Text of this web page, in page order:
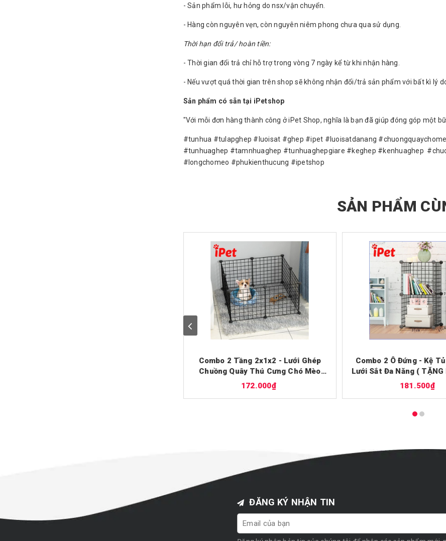
- Sản phẩm lỗi, hư hỏng do nsx/vận chuyển.
- Hàng còn nguyên vẹn, còn nguyên niêm phong chưa qua sử dụng.
Thời hạn đổi trả/ hoàn tiền:
- Thời gian đổi trả chỉ hỗ trợ trong vòng 7 ngày kể từ khi nhận hàng.
- Nếu vượt quá thời gian trên shop sẽ không nhận đổi/trả sản phẩm với bất kì lý
Sản phẩm có sẵn tại iPetshop
"Với mỗi đơn hàng thành công ở iPet Shop, nghĩa là bạn đã giúp đóng góp một
#tunhua #tulapghep #luoisat #ghep #ipet #luoisatdanang
#tunhuaghep #tamnhuaghep #tunhuaghepgiare #keghep #kenhuaghep
#longchomeo #phukienthucung #ipetshop
SẢN PHẨM
Combo 2 Tầng 2x1x2 - Lưới Ghép
Chuồng Quây Thú Cưng Chó Mèo
(tặng kèm chốt) - iPet Shop
172.000₫
Combo 2 Ô Đứng - Kệ
Lưới Sắt Đa Năng ( TẶNG
) - iPet Shop
181.500₫
ĐĂNG KÝ NHẬN TIN